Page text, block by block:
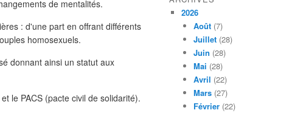
de mentalités.
: d'une part en offrant différents
homosexuels.
donnant ainsi un statut aux
le PACS (pacte civil de solidarité).
2026
Août (7)
Juillet (28)
Juin (28)
Mai (28)
Avril (22)
Mars (27)
Février (22)